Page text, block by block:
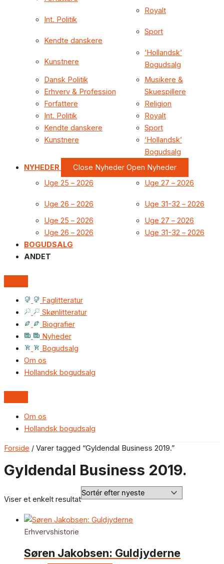
Int. Politik
Kendte danskere
Kunstnere
Royalt
Sport
‘Hollandsk’
Bogudsalg
Dansk Politik
Erhverv & Profession
Forfattere
Int. Politik
Kendte danskere
Kunstnere
Musikere &
Skuespillere
Religion
Royalt
Sport
‘Hollandsk’
Bogudsalg
NYHEDER
Close Nyheder Open Nyheder
Uge 25 – 2026
Uge 26 – 2026
Uge 27 – 2026
Uge 31-32 – 2026
Uge 25 – 2026
Uge 26 – 2026
Uge 27 – 2026
Uge 31-32 – 2026
BOGUDSALG
ANDET
Faglitteratur
Skønlitteratur
Biografier
Nyheder
Bogudsalg
Om os
Hollandsk bogudsalg
Om os
Hollandsk bogudsalg
Forside / Varer tagged “Gyldendal Business 2019.”
Gyldendal Business 2019.
Viser et enkelt resultat
Erhvervshistorie
Søren Jakobsen: Guldjyderne